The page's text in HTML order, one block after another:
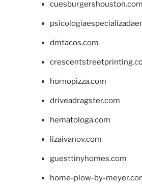
cuesburgershouston.com
dmtacos.com
hornopizza.com
driveadragster.com
hematologa.com
lizaivanov.com
guesttinyhomes.com
home-plow-by-